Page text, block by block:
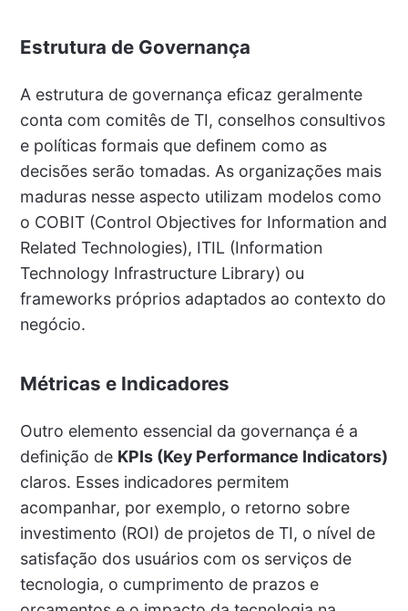
Estrutura de Governança
A estrutura de governança eficaz geralmente
conta com comitês de TI, conselhos consultivos
e políticas formais que definem como as
decisões serão tomadas. As organizações mais
maduras nesse aspecto utilizam modelos como
o COBIT (Control Objectives for Information and
Related Technologies), ITIL (Information
Technology Infrastructure Library) ou
frameworks próprios adaptados ao contexto do
negócio.
Métricas e Indicadores
Outro elemento essencial da governança é a
definição de KPIs (Key Performance Indicators)
claros. Esses indicadores permitem
acompanhar, por exemplo, o retorno sobre
investimento (ROI) de projetos de TI, o nível de
satisfação dos usuários com os serviços de
tecnologia, o cumprimento de prazos e